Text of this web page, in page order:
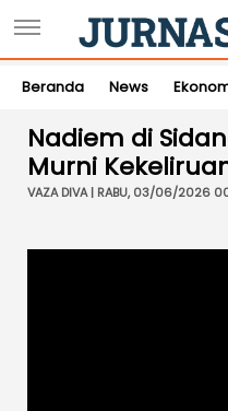
Beranda News
Nadiem di
Murni
VAZA DIVA | RABU, 03/06/2026